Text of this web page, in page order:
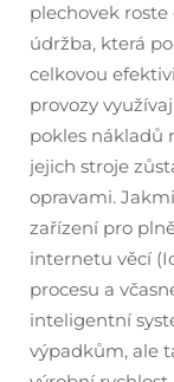
plechovek
údržba, která
celkovou
provozy
pokles nákladů
jejich stroje
opravami.
zařízení pro
internetu věcí
procesu a
inteligentní
výpadkům, ale